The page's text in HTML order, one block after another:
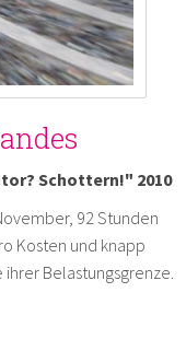
Schottern!" 2010
92 Stunden
Kosten und knapp
Belastungsgrenze.